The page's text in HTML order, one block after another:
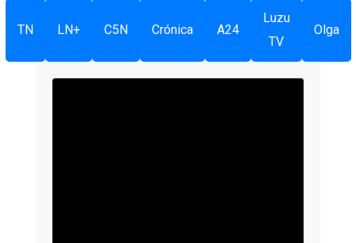
TN LN+ C5N Crónica A24
Luzu
TV
Olga